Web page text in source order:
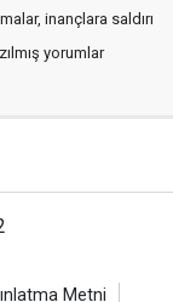
inançlara saldırı
yorumlar
Metni